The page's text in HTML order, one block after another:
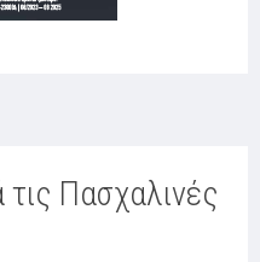
Πασχαλινές